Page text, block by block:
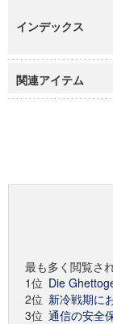
インデックス
関連アイテム
最も多く閲覧さ
1位 Die
2位 新冷戦期に
3位 通信の安全